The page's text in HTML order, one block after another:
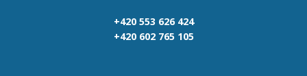
+420 553 626 424
+420 602 765 105